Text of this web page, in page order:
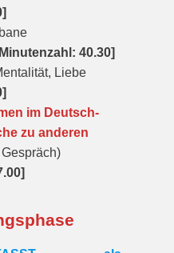
40.30]
Liebe
im Deutsch-
zu anderen